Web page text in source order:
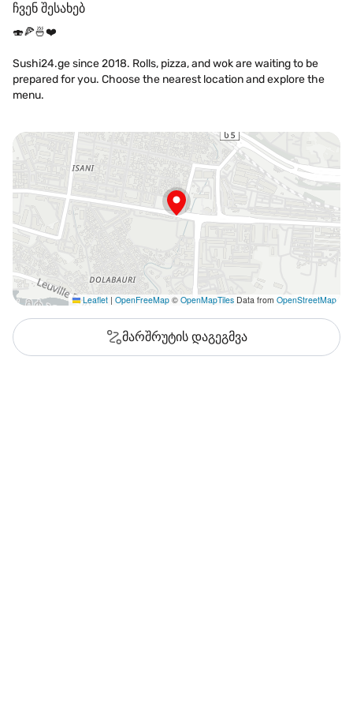
ჩვენ შესახებ
🍣🍕🍜❤️
Sushi24.ge since 2018. Rolls, pizza, and wok are waiting to be
prepared for you. Choose the nearest location and explore the
menu.
Leaflet | OpenFreeMap © OpenMapTiles Data from OpenStreetMap
მარშრუტის დაგეგმვა